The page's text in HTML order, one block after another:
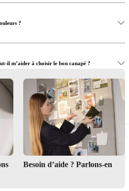
?
il m’aider à choisir le bon canapé ?
en personne ?
Besoin d’aide ? Parlons-en